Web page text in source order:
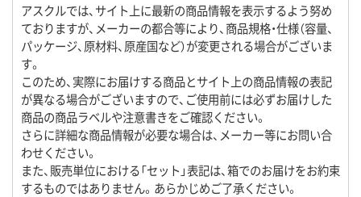
アスクルでは、サイト上に最新の商品情報を表示するよう努め
ておりますが、メーカーの都合等により、商品規格・仕様（容量、
パッケージ、原材料、原産国など）が変更される場合がございま
す。
このため、実際にお届けする商品とサイト上の商品情報の表記
が異なる場合がございますので、ご使用前には必ずお届けした
商品の商品ラベルや注意書きをご確認ください。
さらに詳細な商品情報が必要な場合は、メーカー等にお問い合
わせください。
また、販売単位における「セット」表記は、箱でのお届けをお約束
するものではありません。あらかじめご了承ください。